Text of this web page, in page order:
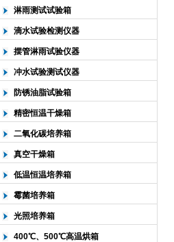
淋雨测试试验箱
滴水试验检测仪器
摆管淋雨试验仪器
冲水试验测试仪器
防锈油脂试验箱
精密恒温干燥箱
二氧化碳培养箱
真空干燥箱
低温恒温培养箱
霉菌培养箱
光照培养箱
400℃、500℃高温烘箱